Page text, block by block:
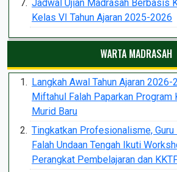
Jadwal Ujian Madrasah Berbasis
Kelas VI Tahun Ajaran 2025-2026
WARTA MADRASAH
Langkah Awal Tahun Ajaran 2026-
Miftahul Falah Paparkan Program
Murid Baru
Tingkatkan Profesionalisme,
Falah Undaan Tengah Ikuti
Perangkat Pembelajaran dan